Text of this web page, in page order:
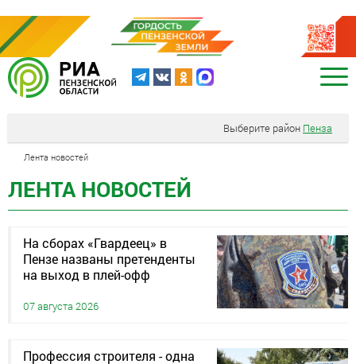
Выберите район Пенза
Лента новостей
ЛЕНТА НОВОСТЕЙ
На сборах «Гвардеец» в
Пензе названы претенденты
на выход в плей-офф
07 августа 2026
Профессия строителя - одна